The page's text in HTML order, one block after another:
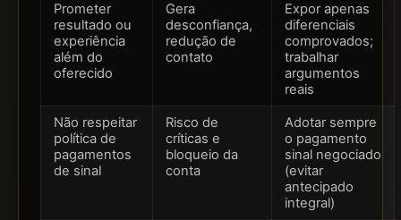
Prometer
resultado ou
experiência
além do
oferecido
Gera
desconfiança,
redução de
contato
Expor apenas
diferenciais
comprovados;
trabalhar
argumentos
reais
Não respeitar
política de
pagamentos
de sinal
Risco de
críticas e
bloqueio da
conta
Adotar sempre
o pagamento
sinal negociado
(evitar
antecipado
integral)